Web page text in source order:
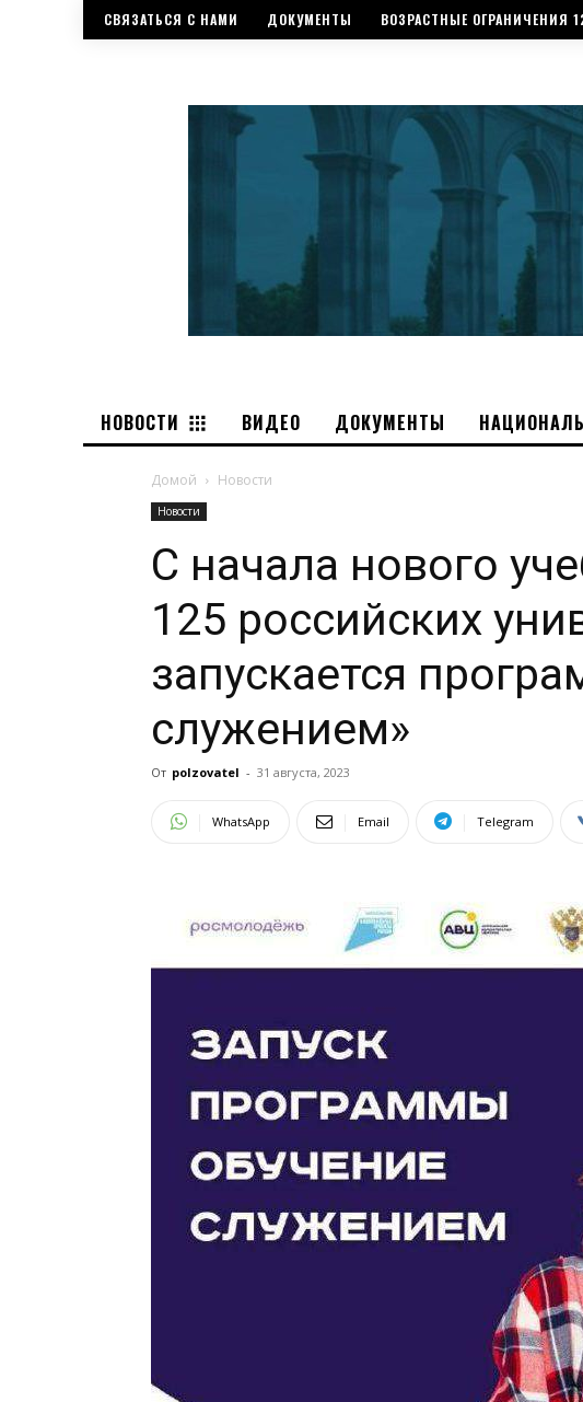
СВЯЗАТЬСЯ С НАМИ ДОКУМЕНТЫ ВОЗРАСТНЫЕ ОГРАНИЧЕНИЯ
НОВОСТИ ВИДЕО ДОКУМЕНТЫ
Домой Новости
Новости
С начала нового
125 российских
запускается
служением»
От polzovatel - 31 августа, 2023
WhatsApp Email Telegram